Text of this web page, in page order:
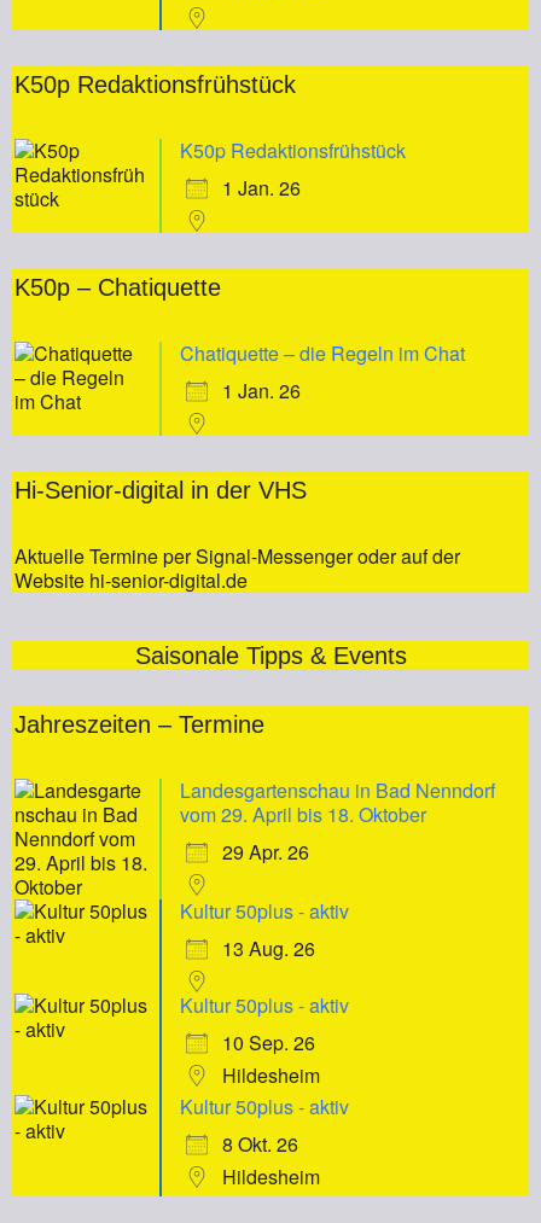
K50p Redaktionsfrühstück
K50p Redaktionsfrühstück
1 Jan. 26
K50p – Chatiquette
Chatiquette – die Regeln im Chat
1 Jan. 26
Hi-Senior-digital in der VHS
Aktuelle Termine per Signal-Messenger oder auf der
Website hi-senior-digital.de
Saisonale Tipps & Events
Jahreszeiten – Termine
Landesgartenschau in Bad Nenndorf
vom 29. April bis 18. Oktober
29 Apr. 26
Kultur 50plus - aktiv
13 Aug. 26
Kultur 50plus - aktiv
10 Sep. 26
Hildesheim
Kultur 50plus - aktiv
8 Okt. 26
Hildesheim